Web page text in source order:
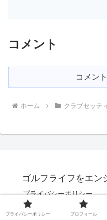
コメント
コメン
ホーム クラブセッテ
ゴルフライフをエン
プライバシーポリシー
プライバシーポリシー プロフィール